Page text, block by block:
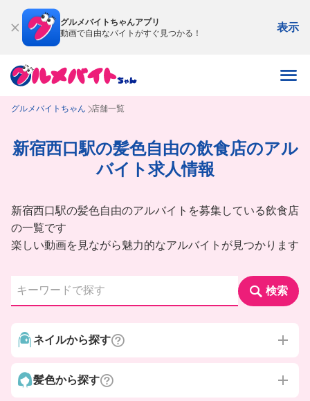
グルメバイトちゃんアプリ
動画で自由なバイトがすぐ見つかる！
表示
グルメバイトちゃん 店舗一覧
新宿西口駅の髪色自由の飲食店のアル
バイト求人情報
新宿西口駅の髪色自由のアルバイトを募集している飲食店
の一覧です
楽しい動画を見ながら魅力的なアルバイトが見つかります
検索
ネイルから探す
髪色から探す